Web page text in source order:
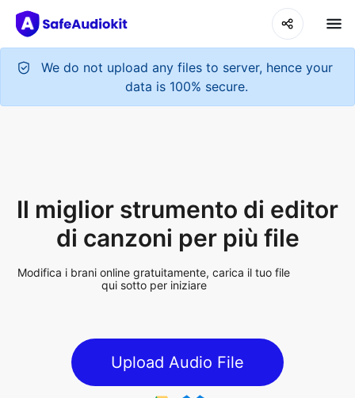
Modifica i brani online gratuitamente, carica il tuo file
qui sotto per iniziare
Upload Audio File